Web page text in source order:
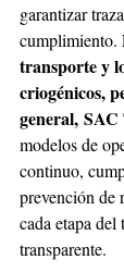
garantizar
cumplimiento.
transporte y
criogénicos,
general, SAC
modelos de
continuo,
prevención de
cada etapa
transparente.